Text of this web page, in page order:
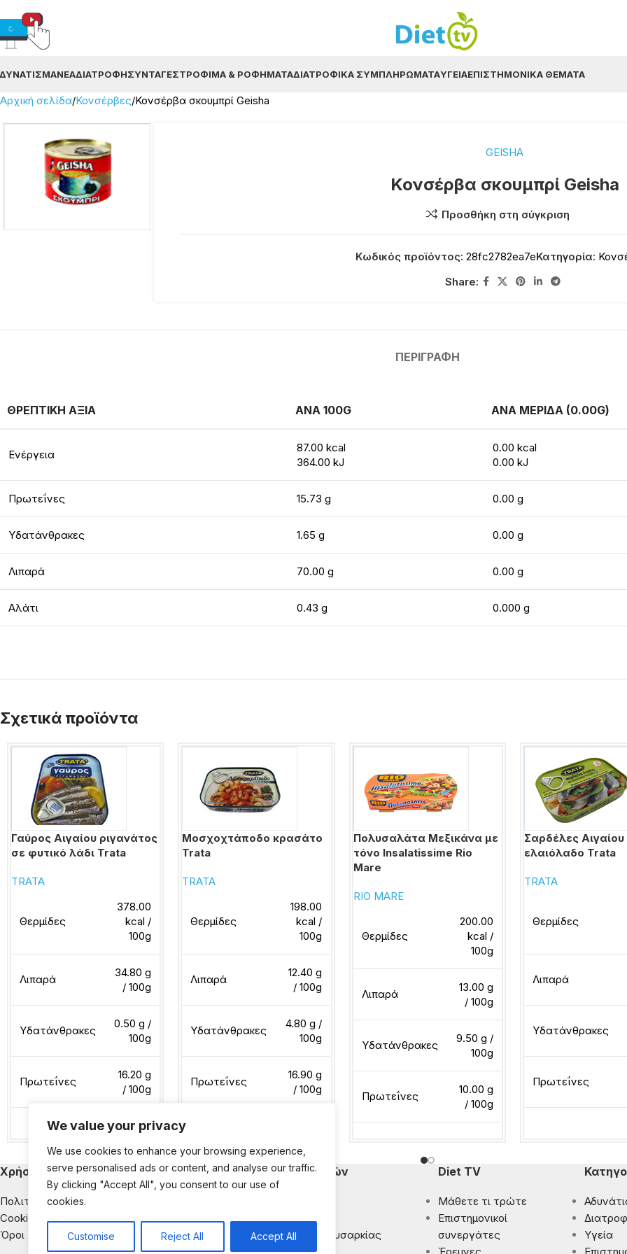
We value your privacy
We use cookies to enhance your browsing experience,
serve personalised ads or content, and analyse our traffic.
By clicking "Accept All", you consent to our use of
cookies.
Customise Reject All Accept All
ΝΈΑΔΙΑΤΡΟΦΉΣΥΝΤΑΓΈΣΤΡΌΦΙΜΑ & ΡΟΦΉΜΑΤΑΔΙΑΤΡΟΦΙΚΆ ΣΥΜΠΛΗΡΏΜΑΤΑΥΓΕΊΑΕΠΙΣΤΗΜΟΝΙΚΆ ΘΈΜΑΤΑ
Αρχική σελίδα Κονσέρβες Κονσέρβα σκουμπρί Geisha
GEISHA
Κονσέρβα σκουμπρί Geisha
Προσθήκη στη σύγκριση
Κωδικός προϊόντος: 28fc2782ea7eΚατηγορία:
Share:
ΠΕΡΙΓΡΑΦΉ
ΘΡΕΠΤΙΚΗ ΑΞΙΑ ΑΝΑ 100G ΑΝΑ ΜΕΡΙΔΑ (0.00G)
Ενέργεια
87.00 kcal
364.00 kJ
0.00 kcal
0.00 kJ
Πρωτεΐνες 15.73 g 0.00 g
Υδατάνθρακες 1.65 g 0.00 g
Λιπαρά 70.00 g 0.00 g
Αλάτι 0.43 g 0.000 g
Σχετικά προϊόντα
Γαύρος Αιγαίου ριγανάτος
σε φυτικό λάδι Trata
TRATA
Θερμίδες
378.00
kcal /
100g
Λιπαρά
34.80 g
/ 100g
Υδατάνθρακες
0.50 g /
100g
Πρωτεΐνες
16.20 g
/ 100g
Διαβάστε περισσότερα
Μοσχοχτάποδο κρασάτο
Trata
TRATA
Θερμίδες
198.00
kcal /
100g
Λιπαρά
12.40 g
/ 100g
Υδατάνθρακες
4.80 g /
100g
Πρωτεΐνες
16.90 g
/ 100g
Διαβάστε περισσότερα
Πολυσαλάτα Μεξικάνα με
τόνο Insalatissime Rio
Mare
RIO MARE
Θερμίδες
200.00
kcal /
100g
Λιπαρά
13.00 g
/ 100g
Υδατάνθρακες
9.50 g /
100g
Πρωτεΐνες
10.00 g
/ 100g
Διαβάστε περισσότερα
Σαρδέλες
ελαιόλαδο Trata
TRATA
Θερμίδες
Λιπαρά
Υδατάνθρακες
Πρωτεΐνες
Χρήσιμα
Πολιτική Απορρήτου
Cookies
Όροι Χρήσης
Κατηγορίες Εκπομπών
Διατροφή & Νοσήματα
Αντιμετώπιση της Παχυσαρκίας
Diet TV
Μάθετε τι τρώτε
Eπιστημονικοί
συνεργάτες
Υγεία